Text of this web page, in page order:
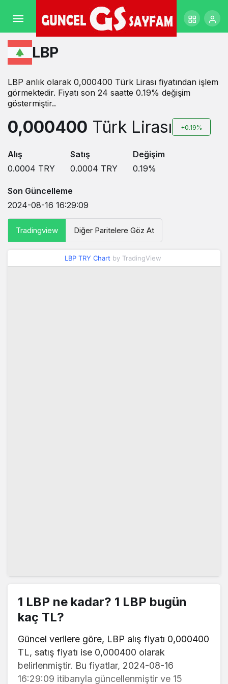
LBP
LBP anlık olarak 0,000400 Türk Lirası fiyatından işlem
görmektedir. Fiyatı son 24 saatte 0.19% değişim
göstermiştir..
0,000400 Türk Lirası +0.19%
Alış
0.0004 TRY
Satış
0.0004 TRY
Değişim
0.19%
Son Güncelleme
2024-08-16 16:29:09
Tradingview Diğer Paritelere Göz At
LBP TRY Chart by TradingView
1 LBP ne kadar? 1 LBP bugün
kaç TL?
Güncel verilere göre, LBP alış fiyatı 0,000400
TL, satış fiyatı ise 0,000400 olarak
belirlenmiştir. Bu fiyatlar, 2024-08-16
16:29:09 itibarıyla güncellenmiştir ve 15